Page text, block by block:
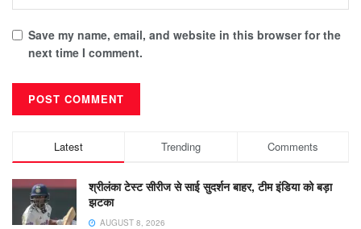
Save my name, email, and website in this browser for the
next time I comment.
Latest Trending Comments
श्रीलंका टेस्ट सीरीज से साई सुदर्शन बाहर, टीम इंडिया को बड़ा
झटका
AUGUST 8, 2026